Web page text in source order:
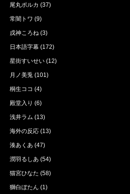
尾丸ポルカ (37)
常闇トワ (9)
戌神ころね (3)
日本語字幕 (172)
星街すいせい (12)
月ノ美兎 (101)
桐生ココ (4)
殿堂入り (6)
浅井ラム (13)
海外の反応 (13)
湊あくあ (47)
潤羽るしあ (54)
猫宮ひなた (58)
獅白ぼたん (1)